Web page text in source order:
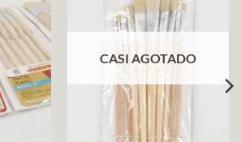
CASI AGOTADO